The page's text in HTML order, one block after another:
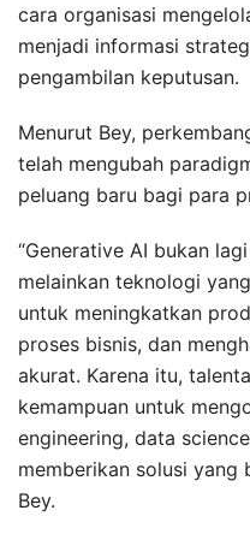
cara organisasi
menjadi informasi
pengambilan keputusan.
Menurut Bey,
telah mengubah
peluang baru bagi para
“Generative AI bukan
melainkan teknologi
untuk meningkatkan
proses bisnis, dan
akurat. Karena itu,
kemampuan untuk
engineering, data
memberikan solusi yang
Bey.